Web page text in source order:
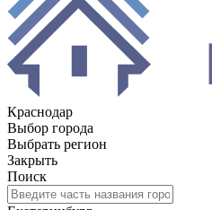
Краснодар
Выбор города
Выбрать регион
Закрыть
Поиск